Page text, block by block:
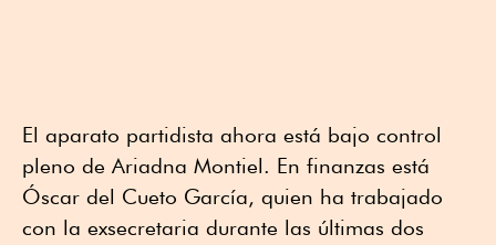
El aparato partidista ahora está bajo control
pleno de Ariadna Montiel. En finanzas está
Óscar del Cueto García, quien ha trabajado
con la exsecretaria durante las últimas dos